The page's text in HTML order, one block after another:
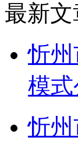
最新文
忻
模
忻